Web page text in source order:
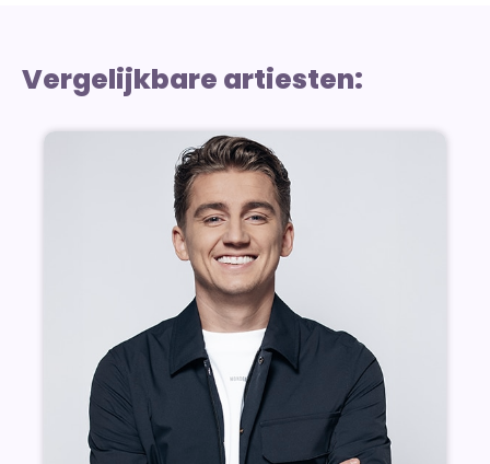
Vergelijkbare artiesten: